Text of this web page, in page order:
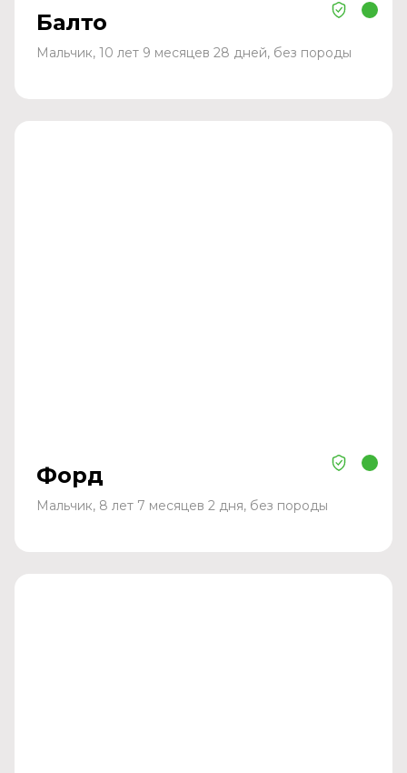
Балто
Мальчик, 10 лет 9 месяцев 28 дней, без породы
Форд
Мальчик, 8 лет 7 месяцев 2 дня, без породы